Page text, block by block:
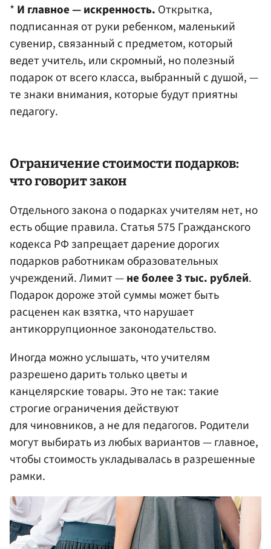
* И главное — искренность. Открытка,
подписанная от руки ребенком, маленький
сувенир, связанный с предметом, который
ведет учитель, или скромный, но полезный
подарок от всего класса, выбранный с душой, —
те знаки внимания, которые будут приятны
педагогу.
Ограничение стоимости подарков:
что говорит закон
Отдельного закона о подарках учителям нет, но
есть общие правила. Статья 575 Гражданского
кодекса РФ запрещает дарение дорогих
подарков работникам образовательных
учреждений. Лимит —не более 3 тыс. рублей.
Подарок дороже этой суммы может быть
расценен как взятка, что нарушает
антикоррупционное законодательство.
Иногда можно услышать, что учителям
разрешено дарить только цветы и
канцелярские товары. Это не так: такие
строгие ограничения действуют
для чиновников, а не для педагогов. Родители
могут выбирать из любых вариантов — главное,
чтобы стоимость укладывалась в разрешенные
рамки.